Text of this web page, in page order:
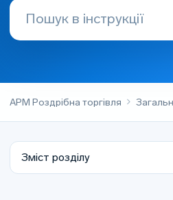
АРМ Роздрібна торгівля
Зміст розділу